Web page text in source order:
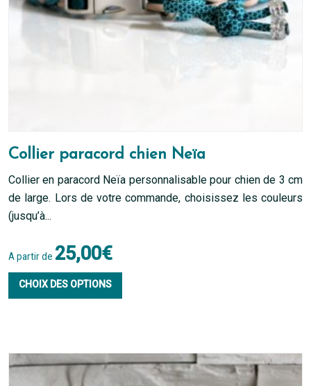
Collier paracord chien Neïa
Collier en paracord Neïa personnalisable pour chien de 3 cm
de large. Lors de votre commande, choisissez les couleurs
(jusqu’à...
A partir de 25,00€
CHOIX DES OPTIONS
variations.